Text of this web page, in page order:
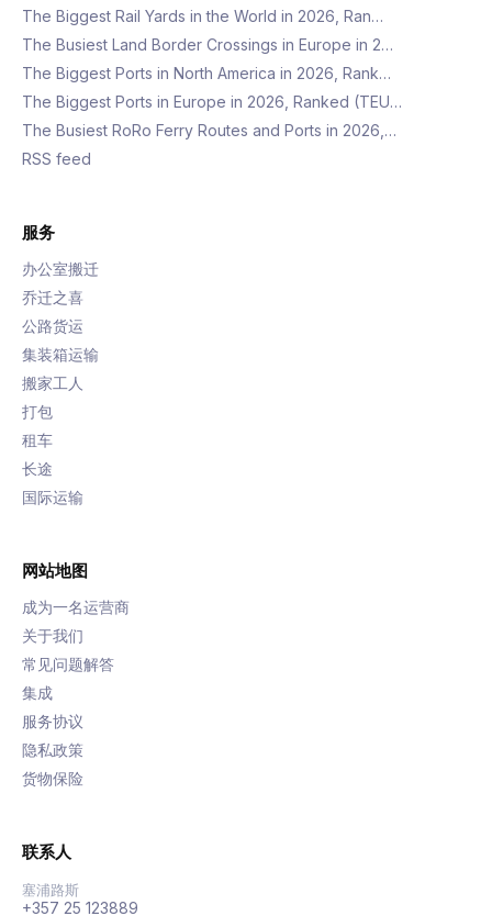
The Biggest Rail Yards in the World in 2026, Ran…
The Busiest Land Border Crossings in Europe in 2…
The Biggest Ports in North America in 2026, Rank…
The Biggest Ports in Europe in 2026, Ranked (TEU…
The Busiest RoRo Ferry Routes and Ports in 2026,…
RSS feed
服务
办公室搬迁
乔迁之喜
公路货运
集装箱运输
搬家工人
打包
租车
长途
国际运输
网站地图
成为一名运营商
关于我们
常见问题解答
集成
服务协议
隐私政策
货物保险
联系人
塞浦路斯
+357 25 123889